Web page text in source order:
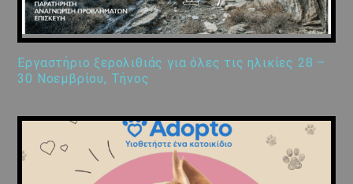
Εργαστήριο ξερολιθιάς για όλες τις ηλικίες 28 –
30 Νοεμβρίου, Τήνος